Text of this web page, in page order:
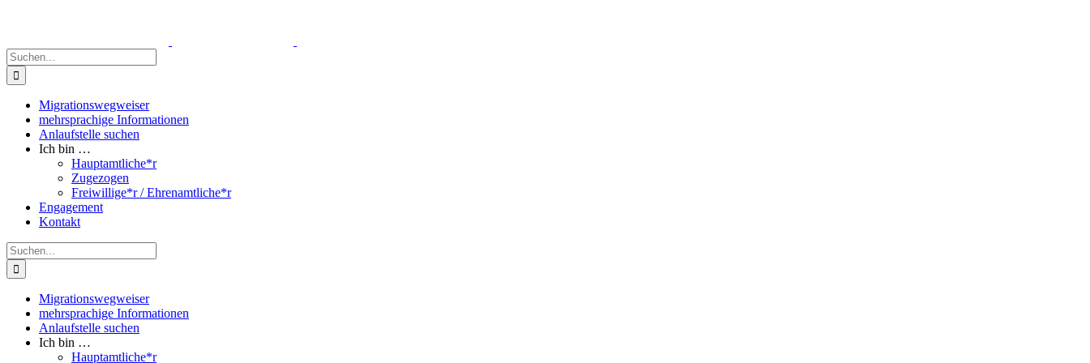
Suche
nach:
Migrationswegweiser
mehrsprachige Informationen
Anlaufstelle suchen
Ich bin …
Hauptamtliche*r
Zugezogen
Freiwillige*r / Ehrenamtliche*r
Engagement
Kontakt
Suche
nach:
Migrationswegweiser
mehrsprachige Informationen
Anlaufstelle suchen
Ich bin …
Hauptamtliche*r